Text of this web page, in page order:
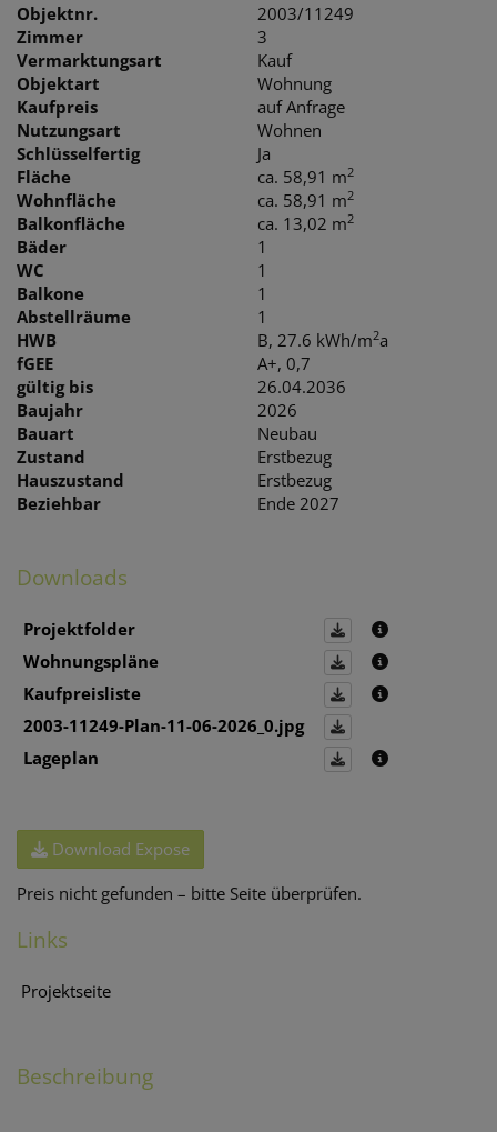
Objektnr.
2003/11249
Zimmer
3
Vermarktungsart
Kauf
Objektart
Wohnung
Kaufpreis
auf Anfrage
Nutzungsart
Wohnen
Schlüsselfertig
Ja
Fläche
ca. 58,91 m2
Wohnfläche ca. 58,91 m2
Balkonfläche ca. 13,02 m2
Bäder
1
WC
1
Balkone
1
Abstellräume
1
HWB
B, 27.6 kWh/m2a
fGEE
A+, 0,7
gültig bis
26.04.2036
Baujahr
2026
Bauart
Neubau
Zustand
Erstbezug
Hauszustand
Erstbezug
Beziehbar
Ende 2027
Downloads
Projektfolder
Wohnungspläne
Kaufpreisliste
2003-11249-Plan-11-06-2026_0.jpg
Lageplan
Download Expose
Preis nicht gefunden – bitte Seite überprüfen.
Links
Projektseite
Beschreibung